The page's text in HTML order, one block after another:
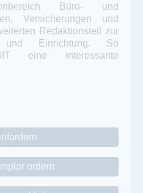
Büro- und
Versicherungen und
Redaktionsteil zur
und Einrichtung. So
eine interessante
ordern